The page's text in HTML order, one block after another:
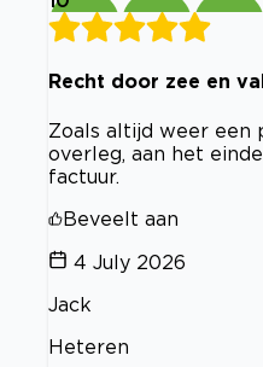
Recht door zee en
Zoals altijd weer een
overleg, aan het
factuur.
Beveelt aan
4 July 2026
Jack
Heteren